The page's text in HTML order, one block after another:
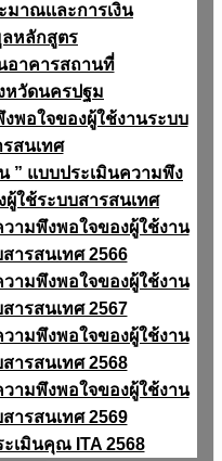
าณเเละการเงิน
หลักสูตร
อาคารสถานที่
หวัดนครปฐม
พอใจของผู้ใช้งานระบบ
รสนเทศ
” แบบประเมินความพึง
ผู้ใช้ระบบสารสนเทศ
ามพึงพอใจของผู้ใช้งาน
ารสนเทศ 2566
ามพึงพอใจของผู้ใช้งาน
ารสนเทศ 2567
ามพึงพอใจของผู้ใช้งาน
ารสนเทศ 2568
ามพึงพอใจของผู้ใช้งาน
ารสนเทศ 2569
เมินคุณ ITA 2568